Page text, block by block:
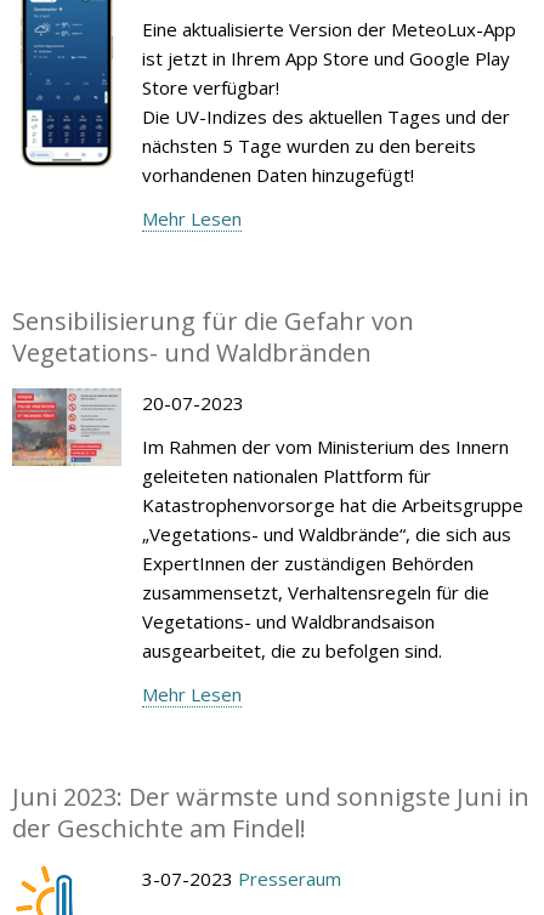
Eine aktualisierte Version der MeteoLux-App
ist jetzt in Ihrem App Store und Google Play
Store verfügbar!
Die UV-Indizes des aktuellen Tages und der
nächsten 5 Tage wurden zu den bereits
vorhandenen Daten hinzugefügt!
Mehr Lesen
Sensibilisierung für die Gefahr von
Vegetations- und Waldbränden
20-07-2023
Im Rahmen der vom Ministerium des Innern
geleiteten nationalen Plattform für
Katastrophenvorsorge hat die Arbeitsgruppe
„Vegetations- und Waldbrände“, die sich aus
ExpertInnen der zuständigen Behörden
zusammensetzt, Verhaltensregeln für die
Vegetations- und Waldbrandsaison
ausgearbeitet, die zu befolgen sind.
Mehr Lesen
Juni 2023: Der wärmste und sonnigste Juni in
der Geschichte am Findel!
3-07-2023 Presseraum